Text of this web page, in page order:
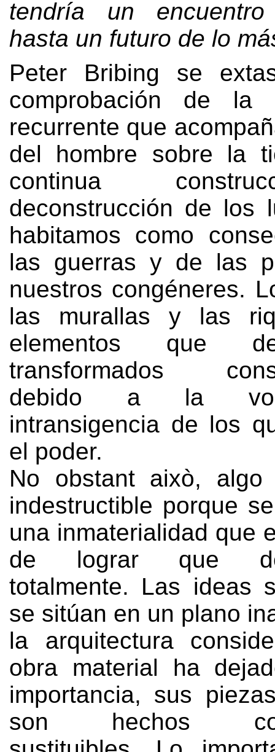
tendría un encuentro
hasta un futuro de lo
Peter Bribing se
comprobación de la
recurrente que
del hombre sobre la
continua
deconstrucción de los
habitamos como
las guerras y de las
nuestros congéneres.
las murallas y las
elementos que
transformados
debido a la
intransigencia de los
el poder.
No obstant això, algo
indestructible porque
una inmaterialidad que
de lograr que
totalmente. Las ideas
se sitúan en un plano
la arquitectura
obra material ha
importancia, sus
son hechos